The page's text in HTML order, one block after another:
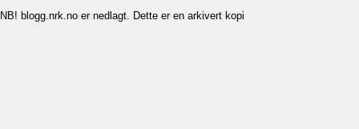
NB! blogg.nrk.no er nedlagt. Dette er en arkivert kopi